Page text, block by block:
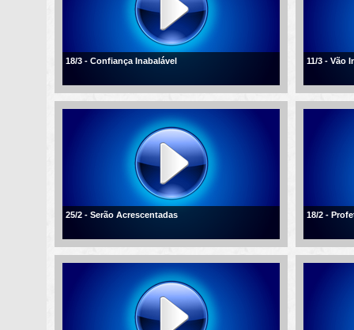
18/3 - Confiança Inabalável 11/3 - Vão
25/2 - Serão Acrescentadas 18/2 -